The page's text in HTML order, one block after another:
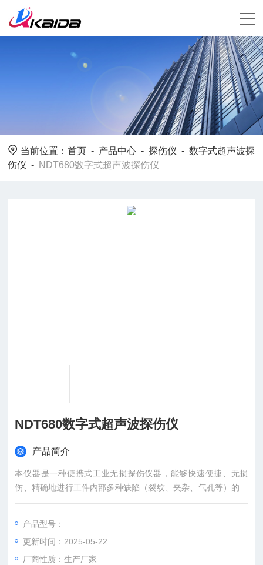
当前位置：首页 - 产品中心 -探伤仪 -数字式超声波探
伤仪 - NDT680数字式超声波探伤仪
NDT680数字式超声波探伤仪
产品简介
本仪器是一种便携式工业无损探伤仪器，能够快速便捷、无损
伤、精确地进行工件内部多种缺陷（裂纹、夹杂、气孔等）的检
测、定位、评估和诊断。既可以用于实验室，也可以用于工程现
产品型号：
更新时间：2025-05-22
厂商性质：生产厂家